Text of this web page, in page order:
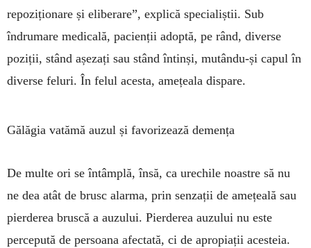
repoziționare și eliberare”, explică specialiștii. Sub
îndrumare medicală, pacienții adoptă, pe rând, diverse
poziții, stând așezați sau stând întinși, mutându-și capul în
diverse feluri. În felul acesta, amețeala dispare.
Gălăgia vatămă auzul și favorizează demența
De multe ori se întâmplă, însă, ca urechile noas­tre să nu
ne dea atât de brusc alarma, prin senzații de amețeală sau
pierderea bruscă a auzului. Pierderea auzului nu este
percepută de persoana afectată, ci de apropiații acesteia.